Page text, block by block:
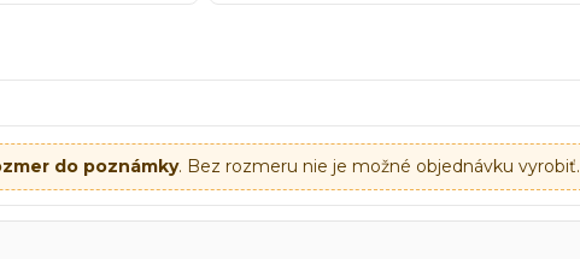
do poznámky. Bez rozmeru nie je možné objednávku vyrobiť.